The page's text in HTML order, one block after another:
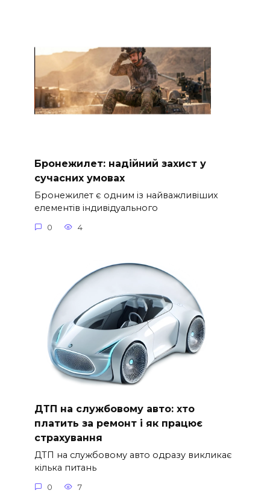
Бронежилет: надійний захист у
сучасних умовах
Бронежилет є одним із найважливіших
елементів індивідуального
0 4
ДТП на службовому авто: хто
платить за ремонт і як працює
страхування
ДТП на службовому авто одразу викликає
кілька питань
0 7